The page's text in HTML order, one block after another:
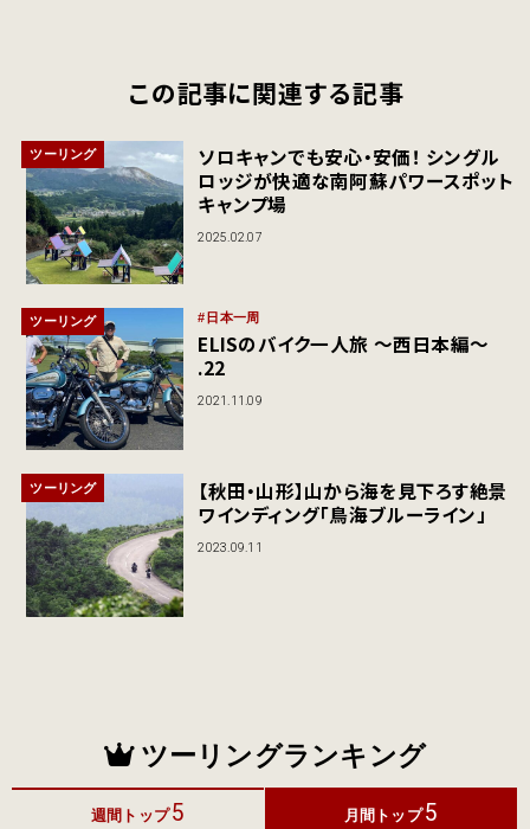
この記事に関連する記事
ツーリング
ソロキャンでも安心・安価！ シングル
ロッジが快適な南阿蘇パワースポット
キャンプ場
2025.02.07
ツーリング 日本一周
ELISのバイク一人旅 〜西日本編〜
.22
2021.11.09
ツーリング
【秋田・山形】山から海を見下ろす絶景
ワインディング「鳥海ブルーライン」
2023.09.11
ツーリングランキング
週間トップ5 月間トップ 5